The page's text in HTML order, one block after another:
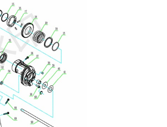
0 min-1
1350 min-1
13 mm
30 mm
4750 strks/min
22 mm
0 strks/min